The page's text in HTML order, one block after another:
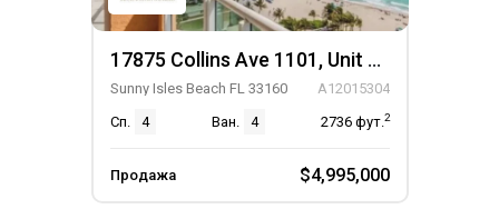
17875 Collins Ave 1101, Unit 1101
Sunny Isles Beach FL 33160
A12015304
Сп.
4 Ван. 4 2736 фут.2
Продажа $4,995,000